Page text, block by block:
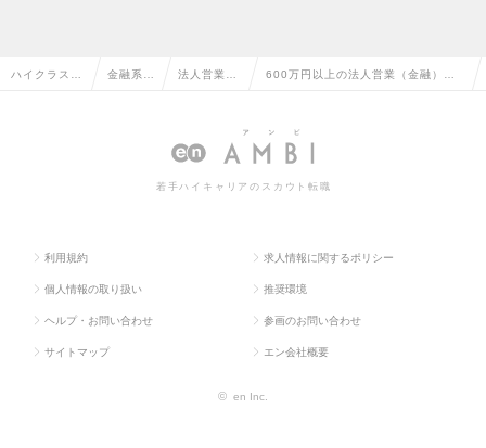
ハイクラス求 金融系専 法人営業 600万円以上の法人営業（金融）の
若手ハイキャリアのスカウト転職
利用規約 求人情報に関するポリシー
個人情報の取り扱い 推奨環境
ヘルプ・お問い合わせ 参画のお問い合わせ
サイトマップ エン会社概要
© en Inc.